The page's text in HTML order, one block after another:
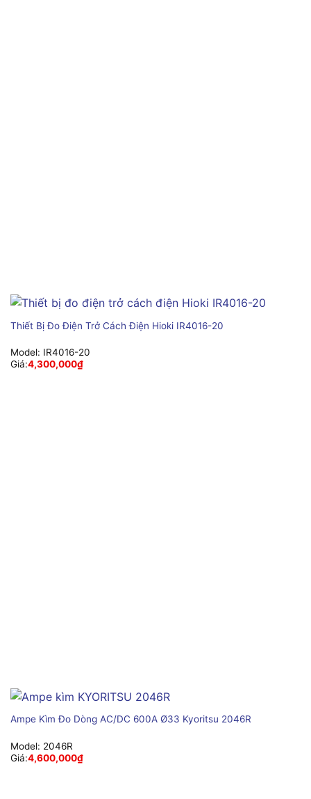
Thiết Bị Đo Điện Trở Cách Điện Hioki IR4016-20
Model: IR4016-20
Giá:4,300,000₫
Ampe Kìm Đo Dòng AC/DC 600A Ø33 Kyoritsu 2046R
Model: 2046R
Giá:4,600,000₫